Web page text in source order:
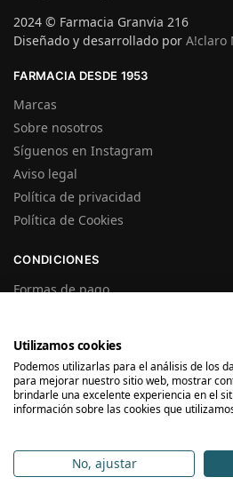
2024 © Farmacia Granvia 216
Diseñado y desarrollado por A!claro
FARMACIA DESDE 1953
Marcas
Sobre nosotros
Síguenos en Instagram
Aviso legal
Política de privacidad
Política de Cookies
CONDICIONES
Formas de pago
Precios y Disponibilidad
Garantías y Devoluciones
Utilizamos cookies
Podemos utilizarlas para el análisis de los
para mejorar nuestro sitio web, mostrar
brindarle una excelente experiencia en el
información sobre las cookies que
No, ajustar